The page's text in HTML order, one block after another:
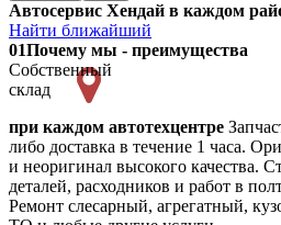
Автосервис Хендай в каждом
Найти ближайший
01Почему мы - преимущества
Собственный
склад
при каждом автотехцентре
либо доставка в течение 1 часа.
и неоригинал высокого качества.
деталей, расходников и работ в
Ремонт слесарный, агрегатный,